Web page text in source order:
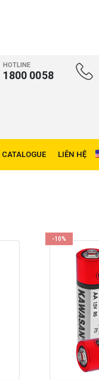
HOTLINE
1800 0058
CATALOGUE LIÊN HỆ
-10%